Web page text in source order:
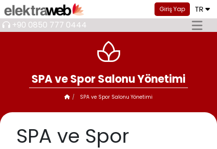
Giriş Yap TR
+90 0850 777 0444
SPA ve Spor Salonu Yönetimi
SPA ve Spor Salonu Yönetimi
SPA ve Spor